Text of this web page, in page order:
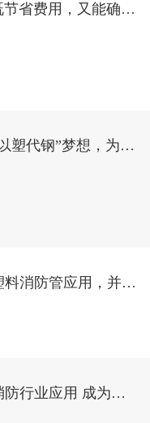
省费用，又能确保
塑代钢”梦想，为梦
消防管应用，并在
行业应用 成为消